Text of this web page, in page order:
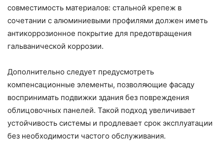
совместимость материалов: стальной крепеж в
сочетании с алюминиевыми профилями должен иметь
антикоррозионное покрытие для предотвращения
гальванической коррозии.
Дополнительно следует предусмотреть
компенсационные элементы, позволяющие фасаду
воспринимать подвижки здания без повреждения
облицовочных панелей. Такой подход увеличивает
устойчивость системы и продлевает срок эксплуатации
без необходимости частого обслуживания.